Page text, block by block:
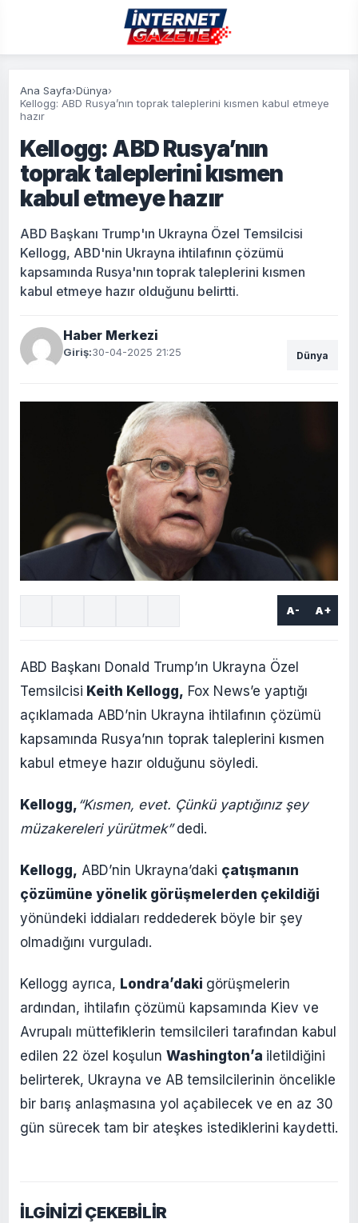
Ana Sayfa›Dünya›
Kellogg: ABD Rusya’nın toprak taleplerini kısmen kabul etmeye
hazır
Kellogg: ABD Rusya’nın
toprak taleplerini kısmen
kabul etmeye hazır
ABD Başkanı Trump'ın Ukrayna Özel Temsilcisi
Kellogg, ABD'nin Ukrayna ihtilafının çözümü
kapsamında Rusya'nın toprak taleplerini kısmen
kabul etmeye hazır olduğunu belirtti.
Haber Merkezi
Giriş:30-04-2025 21:25 Dünya
A- A+
ABD Başkanı Donald Trump’ın Ukrayna Özel
Temsilcisi Keith Kellogg, Fox News’e yaptığı
açıklamada ABD’nin Ukrayna ihtilafının çözümü
kapsamında Rusya’nın toprak taleplerini kısmen
kabul etmeye hazır olduğunu söyledi.
Kellogg, “Kısmen, evet. Çünkü yaptığınız şey
müzakereleri yürütmek”dedi.
Kellogg, ABD’nin Ukrayna’daki çatışmanın
çözümüne yönelik görüşmelerden çekildiği
yönündeki iddiaları reddederek böyle bir şey
olmadığını vurguladı.
Kellogg ayrıca, Londra’daki görüşmelerin
ardından, ihtilafın çözümü kapsamında Kiev ve
Avrupalı ​​müttefiklerin temsilcileri tarafından kabul
edilen 22 özel koşulun Washington’a iletildiğini
belirterek, Ukrayna ve AB temsilcilerinin öncelikle
bir barış anlaşmasına yol açabilecek ve en az 30
gün sürecek tam bir ateşkes istediklerini kaydetti.
İLGİNİZİ ÇEKEBİLİR